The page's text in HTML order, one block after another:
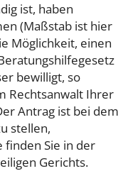
ist, haben
(Maßstab ist hier
Möglichkeit, einen
bewilligt, so
Rechtsanwalt Ihrer
Antrag ist bei dem
stellen,
Sie in der
Gerichts.